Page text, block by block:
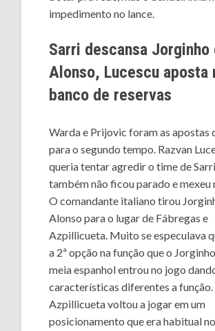
impedimento no lance.
Sarri descansa Jorginho
Alonso, Lucescu aposta
banco de reservas
Warda e Prijovic foram as apostas
para o segundo tempo. Razvan
queria tentar agredir o time de
também não ficou parado e mexeu
O comandante italiano tirou
Alonso para o lugar de Fábregas e
Azpillicueta. Muito se especulava
a 2ª opção na função que o
meia espanhol entrou no jogo
características diferentes a função.
Azpillicueta voltou a jogar em um
posicionamento que era habitual